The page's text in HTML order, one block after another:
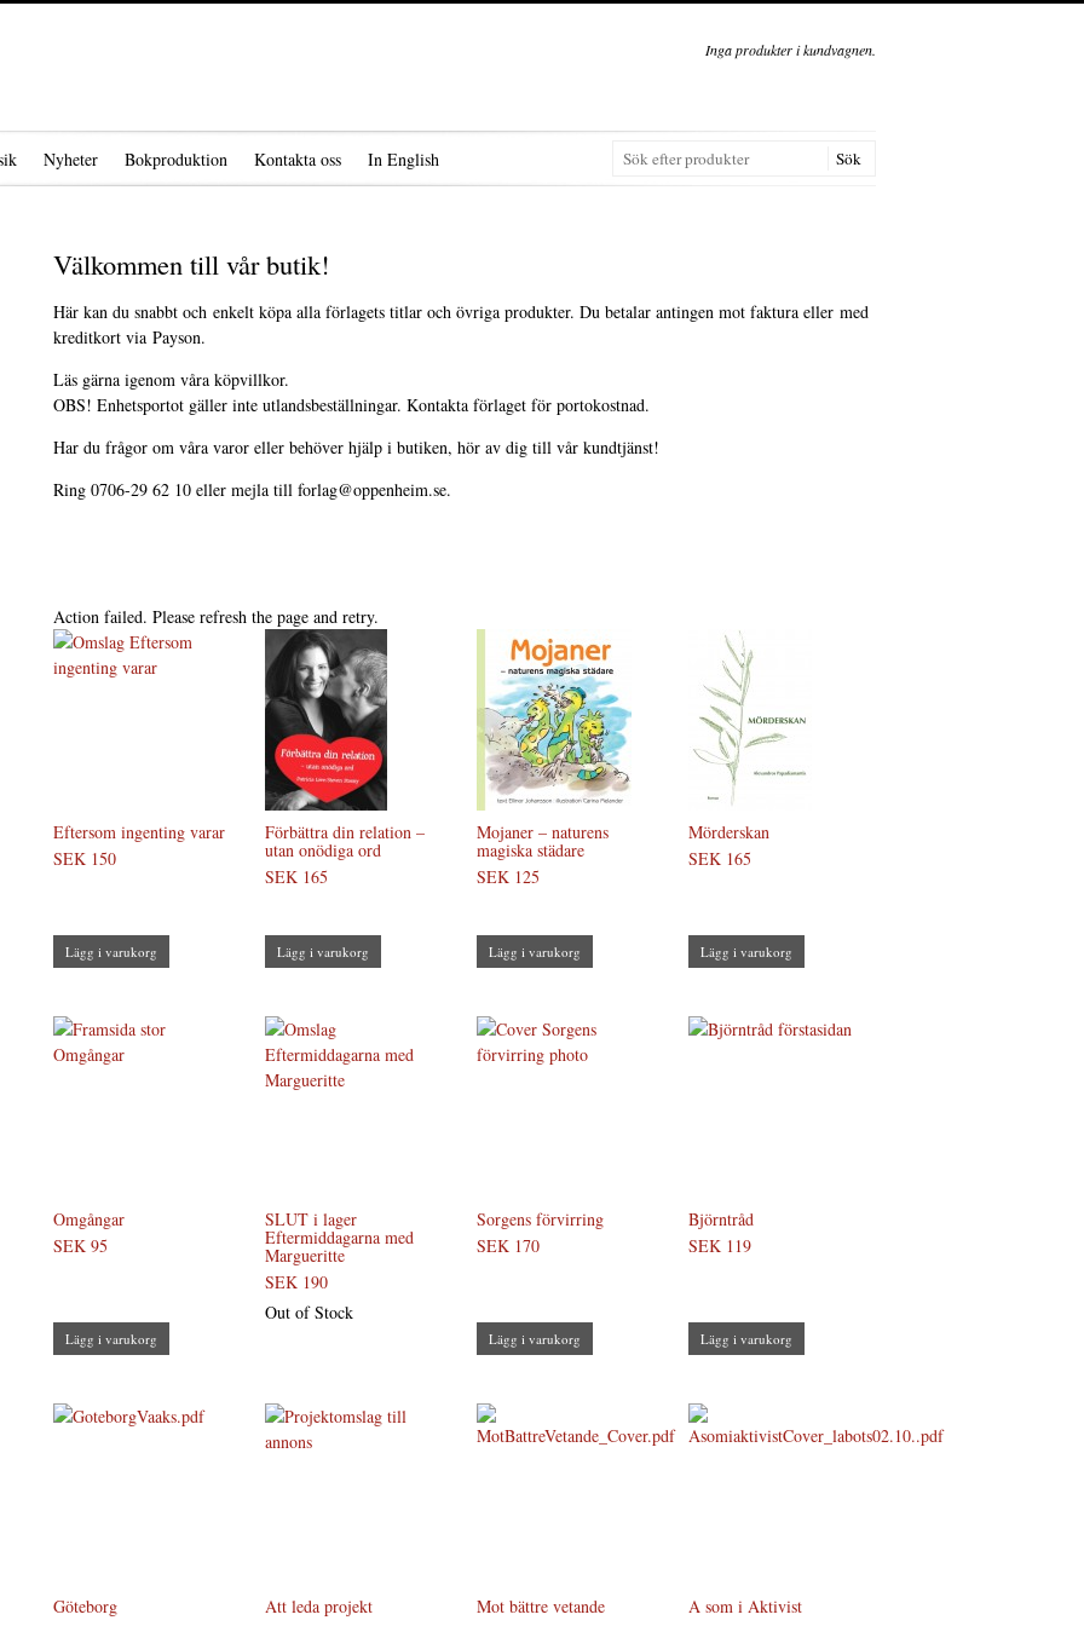
Inga produkter i kundvagnen.
Nyheter Bokproduktion Kontakta oss In English
Välkommen till vår butik!
Här kan du snabbt och enkelt köpa alla förlagets titlar och övriga produkter. Du betalar antingen mot faktura eller med
kreditkort via Payson.
Läs gärna igenom våra köpvillkor.
OBS! Enhetsportot gäller inte utlandsbeställningar. Kontakta förlaget för portokostnad.
Har du frågor om våra varor eller behöver hjälp i butiken, hör av dig till vår kundtjänst!
Ring 0706-29 62 10 eller mejla till forlag@oppenheim.se.
Action failed. Please refresh the page and retry.
Eftersom ingenting varar
SEK 150
Lägg i varukorg
Förbättra din relation –
utan onödiga ord
SEK 165
Lägg i varukorg
Mojaner – naturens
magiska städare
SEK 125
Lägg i varukorg
Mörderskan
SEK 165
Lägg i varukorg
Omgångar
SEK 95
Lägg i varukorg
SLUT i lager
Eftermiddagarna med
Margueritte
SEK 190
Out of Stock
Sorgens förvirring
SEK 170
Lägg i varukorg
Björntråd
SEK 119
Lägg i varukorg
Göteborg
Att leda projekt
Mot bättre vetande
A som i Aktivist